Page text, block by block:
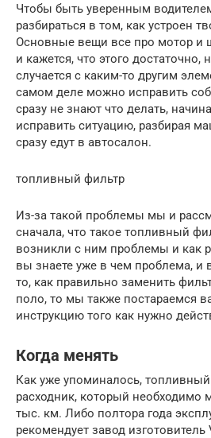
Чтобы быть уверенным
разбираться в том, как устроен
Основные вещи все про мотор и
и кажется, что этого достаточно,
случается с каким-то другим
самом деле можно исправить
сразу не знают что делать,
исправить ситуацию, разбирая
сразу едут в автосалон.
топливный фильтр
Из-за такой проблемы мы и
сначала, что такое топливный
возникли с ним проблемы и как
вы знаете уже в чем проблема, и
то, как правильно заменить
поло, то мы также постараемся
инструкцию того как нужно
Когда менять
Как уже упоминалось,
расходник, который необходимо
тыс. км. Либо полтора года
рекомендует завод изготовитель